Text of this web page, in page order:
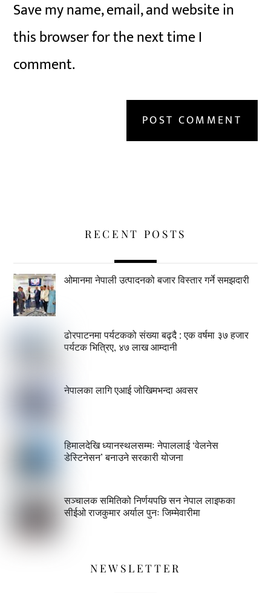
Save my name, email, and website in
this browser for the next time I
comment.
RECENT POSTS
ओमानमा नेपाली उत्पादनको बजार विस्तार गर्ने समझदारी
ढोरपाटनमा पर्यटकको संख्या बढ्दै : एक वर्षमा ३७ हजार
पर्यटक भित्रिए, ४७ लाख आम्दानी
नेपालका लागि एआई जोखिमभन्दा अवसर
हिमालदेखि ध्यानस्थलसम्मः नेपाललाई ‘वेलनेस
डेस्टिनेसन’ बनाउने सरकारी योजना
सञ्चालक समितिको निर्णयपछि सन नेपाल लाइफका
सीईओ राजकुमार अर्याल पुनः जिम्मेवारीमा
NEWSLETTER